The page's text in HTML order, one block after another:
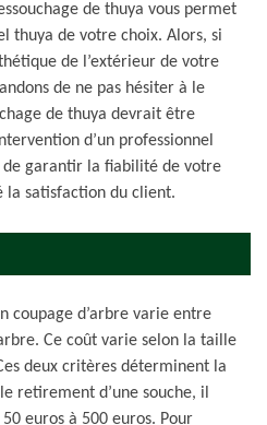
de thuya vous permet
thuya de votre choix. Alors, si
de l’extérieur de votre
de ne pas hésiter à le
de thuya devrait être
d’un professionnel
de garantir la fiabilité de votre
la satisfaction du client.
coupage d’arbre varie entre
Ce coût varie selon la taille
deux critères déterminent la
retirement d’une souche, il
euros à 500 euros. Pour